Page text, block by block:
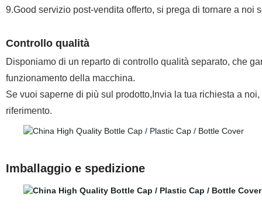
9.Good servizio post-vendita offerto, si prega di tornare a noi
Controllo qualità
Disponiamo di un reparto di controllo qualità separato, che
funzionamento della macchina.
Se vuoi saperne di più sul prodotto,Invia la tua richiesta a
riferimento.
Imballaggio e spedizione